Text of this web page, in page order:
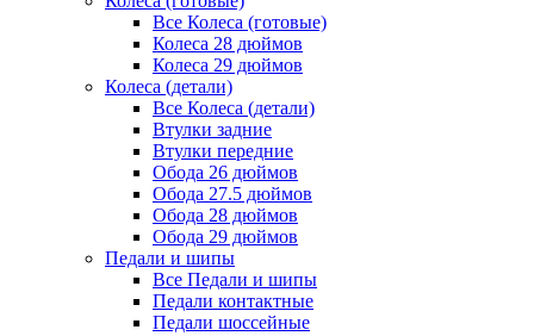
Все Колеса (готовые)
Колеса 28 дюймов
Колеса 29 дюймов
Колеса (детали)
Все Колеса (детали)
Втулки задние
Втулки передние
Обода 26 дюймов
Обода 27.5 дюймов
Обода 28 дюймов
Обода 29 дюймов
Педали и шипы
Все Педали и шипы
Педали контактные
Педали шоссейные